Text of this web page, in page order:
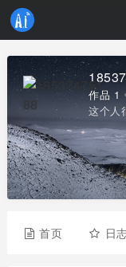
作品 1
这个人
首页 日